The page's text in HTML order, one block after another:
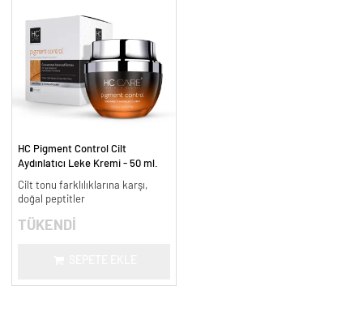
HC Pigment Control Cilt
Aydınlatıcı Leke Kremi - 50 ml.
Cilt tonu farklılıklarına karşı,
doğal peptitler
TÜKENDİ